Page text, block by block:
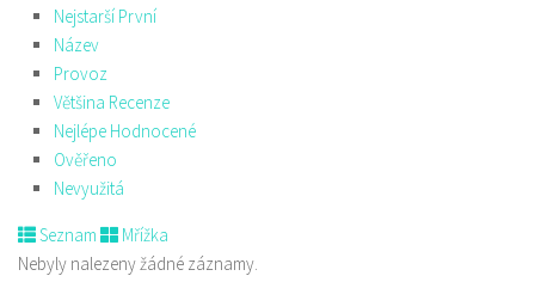
Nejstarší První
Název
Provoz
Většina Recenze
Nejlépe Hodnocené
Ověřeno
Nevyužitá
Seznam
Mřížka
Nebyly nalezeny žádné záznamy.